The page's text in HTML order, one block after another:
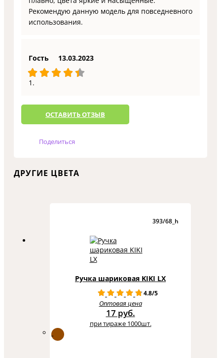
Рекомендую данную модель для повседневного
использования.
Гость 13.03.2023
1.
ОCТАВИТЬ ОТЗЫВ
Поделиться
ДРУГИЕ ЦВЕТА
393/68_h
Ручка шариковая KIKI LX
4.8/5
Оптовая цена
17 руб.
при тираже 1000шт.